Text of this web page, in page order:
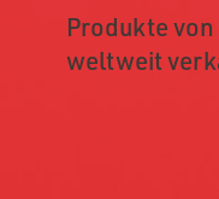
Produkte
weltweit